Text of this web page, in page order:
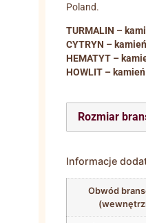
Poland.
TURMALIN –
CYTRYN –
HEMATYT –
HOWLIT –
Rozmiar
Informacje
Obwód